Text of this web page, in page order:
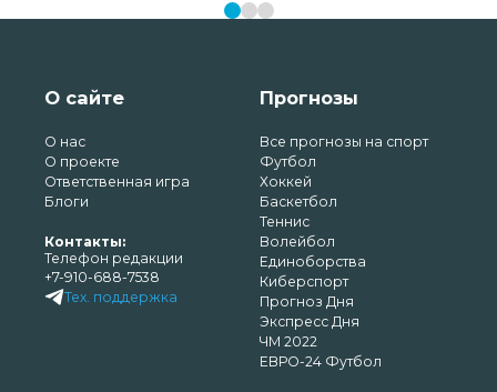
О сайте
О нас
О проекте
Ответственная игра
Блоги
Контакты:
Телефон редакции
+7-910-688-7538
Тех. поддержка
Прогнозы
Все прогнозы на спорт
Футбол
Хоккей
Баскетбол
Теннис
Волейбол
Единоборства
Киберспорт
Прогноз Дня
Экспресс Дня
ЧМ 2022
ЕВРО-24 Футбол